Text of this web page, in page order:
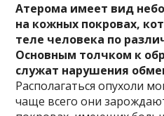
Атерома имеет вид
на кожных покровах,
теле человека по
Основным толчком к
служат нарушения
Располагаться опухоли
чаще всего они